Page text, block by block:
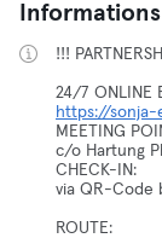
!!!
https://sonja-
MEETING
c/o Hartung
CHECK-IN:
via QR-Code
ROUTE: